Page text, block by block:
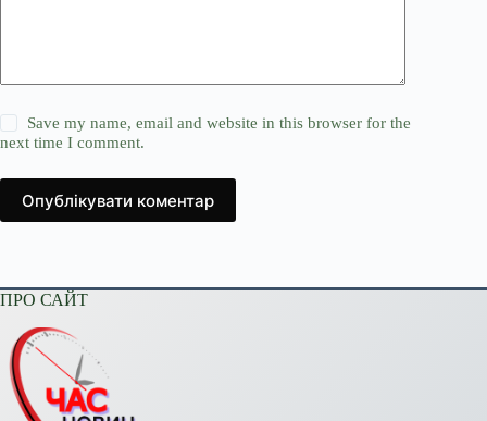
Save my name, email and website in this browser for the
next time I comment.
Опублікувати коментар
ПРО САЙТ